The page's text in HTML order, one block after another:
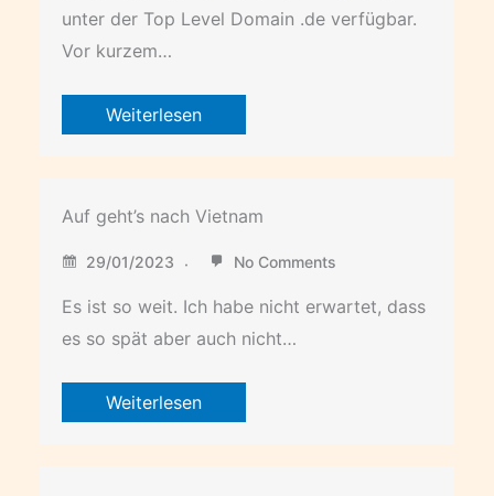
unter der Top Level Domain .de verfügbar.
Vor kurzem…
Weiterlesen
Auf geht’s nach Vietnam
29/01/2023 No Comments
Es ist so weit. Ich habe nicht erwartet, dass
es so spät aber auch nicht…
Weiterlesen